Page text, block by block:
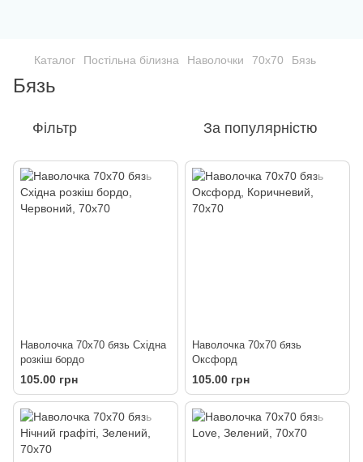
Каталог Постільна білизна Наволочки 70х70 Бязь
Бязь
Фільтр За популярністю
Наволочка 70х70 бязь Східна
розкіш бордо
105.00 грн
Наволочка 70х70 бязь
Оксфорд
105.00 грн